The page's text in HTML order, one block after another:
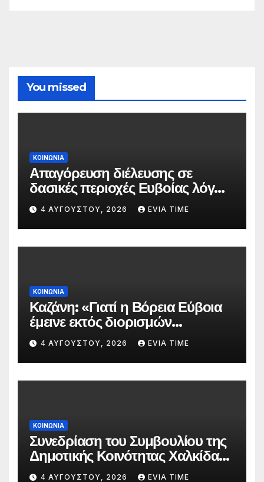
You missed
ΚΟΙΝΩΝΙΑ
Απαγόρευση διέλευσης σε
δασικές περιοχές Ευβοίας λόγω
πολύ υψηλού κινδύνου
πυρκαγιάς
4 ΑΥΓΟΎΣΤΟΥ, 2026 EVIA TIME
ΚΟΙΝΩΝΙΑ
Καζάνη: «Γιατί η Βόρεια Εύβοια
έμεινε εκτός διορισμών
δασκάλων;»
4 ΑΥΓΟΎΣΤΟΥ, 2026 EVIA TIME
ΚΟΙΝΩΝΙΑ
Συνεδρίαση του Συμβουλίου της
Δημοτικής Κοινότητας Χαλκίδας
την 5 Αυγούστου
4 ΑΥΓΟΎΣΤΟΥ, 2026 EVIA TIME